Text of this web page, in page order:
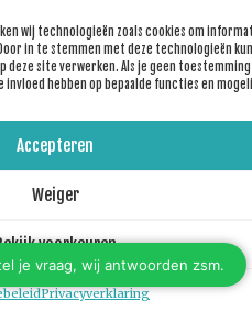
wij technologieën zoals cookies om
in te stemmen met deze technologieën
deze site verwerken. Als je geen
hebben op bepaalde functies en
Accepteren
Weiger
voorkeuren
Privacyverklaring